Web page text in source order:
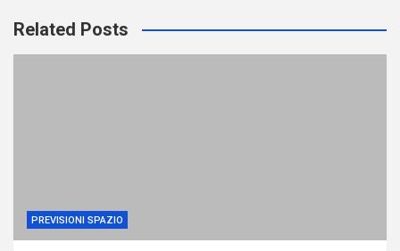
Related Posts
PREVISIONI SPAZIO